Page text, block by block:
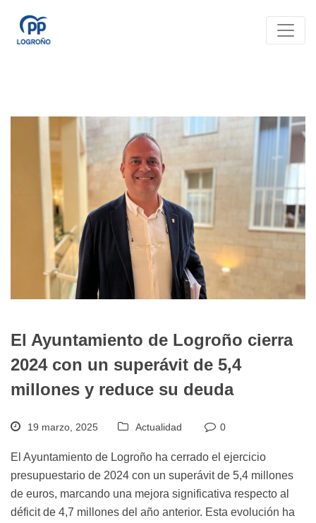
El Ayuntamiento de Logroño cierra
2024 con un superávit de 5,4
millones y reduce su deuda
19 marzo, 2025 Actualidad 0
El Ayuntamiento de Logroño ha cerrado el ejercicio
presupuestario de 2024 con un superávit de 5,4 millones
de euros, marcando una mejora significativa respecto al
déficit de 4,7 millones del año anterior. Esta evolución ha